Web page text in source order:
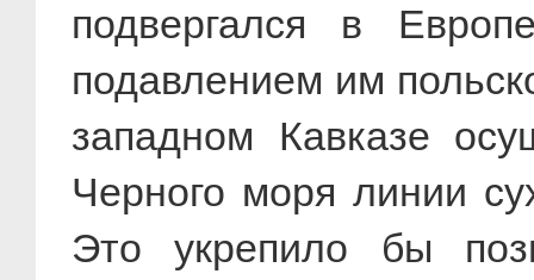
подвергался в
подавлением им
западном Кавказе
Черного моря линии
Это укрепило бы